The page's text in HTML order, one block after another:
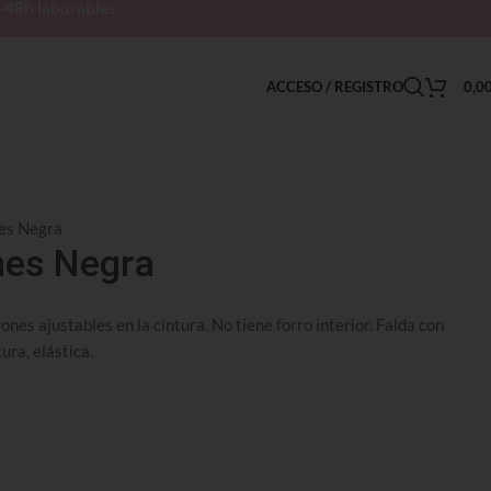
ACCESO / REGISTRO
Negra
Negra
ajustables en la cintura. No tiene forro interior. Falda con
elástica.